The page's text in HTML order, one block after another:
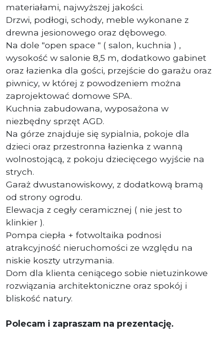
materiałami, najwyższej jakości.
Drzwi, podłogi, schody, meble wykonane z
drewna jesionowego oraz dębowego.
Na dole "open space " ( salon, kuchnia ) ,
wysokość w salonie 8,5 m, dodatkowo gabinet
oraz łazienka dla gości, przejście do garażu oraz
piwnicy, w której z powodzeniem można
zaprojektować domowe SPA.
Kuchnia zabudowana, wyposażona w
niezbędny sprzęt AGD.
Na górze znajduje się sypialnia, pokoje dla
dzieci oraz przestronna łazienka z wanną
wolnostojącą, z pokoju dziecięcego wyjście na
strych.
Garaż dwustanowiskowy, z dodatkową bramą
od strony ogrodu.
Elewacja z cegły ceramicznej ( nie jest to
klinkier ).
Pompa ciepła + fotwoltaika podnosi
atrakcyjność nieruchomości ze względu na
niskie koszty utrzymania.
Dom dla klienta ceniącego sobie nietuzinkowe
rozwiązania architektoniczne oraz spokój i
bliskość natury.
Polecam i zapraszam na prezentację.